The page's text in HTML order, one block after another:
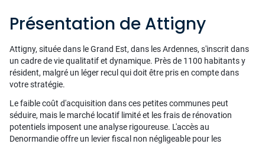
Présentation de Attigny
Attigny, située dans le Grand Est, dans les Ardennes, s'inscrit dans
un cadre de vie qualitatif et dynamique. Près de 1100 habitants y
résident, malgré un léger recul qui doit être pris en compte dans
votre stratégie.
Le faible coût d'acquisition dans ces petites communes peut
séduire, mais le marché locatif limité et les frais de rénovation
potentiels imposent une analyse rigoureuse. L'accès au
Denormandie offre un levier fiscal non négligeable pour les